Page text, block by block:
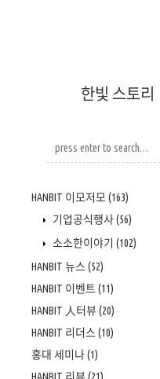
한빛 스토리
HANBIT 이모저모 (163)
기업공식행사(56)
소소한이야기 (102)
HANBIT 뉴스 (52)
HANBIT 이벤트 (11)
HANBIT 人터뷰 (20)
HANBIT 리더스 (10)
홍대 세미나(1)